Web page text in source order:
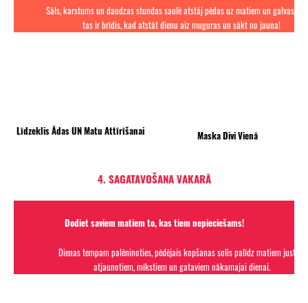
Sāls, karstums un daudzas stundas saulē atstāj pēdas uz matiem un galvas
tas ir brīdis, kad atstāt dienu aiz muguras un sākt no jauna!
Līdzeklis Ādas UN Matu Attīrīšanai Maska Divi Vienā
4. SAGATAVOŠANA VAKARĀ
Dodiet saviem matiem to, kas tiem nepieciešams!
Dienas tempam palēninoties, pēdējais kopšanas solis palīdz matiem justies
atjaunotiem, mīkstiem un gataviem nākamajai dienai.